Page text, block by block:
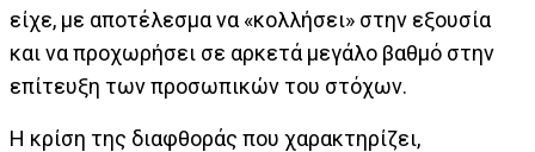
είχε, με αποτέλεσμα να «κολλήσει» στην εξουσία
και να προχωρήσει σε αρκετά μεγάλο βαθμό στην
επίτευξη των προσωπικών του στόχων.
Η κρίση της διαφθοράς που χαρακτηρίζει,